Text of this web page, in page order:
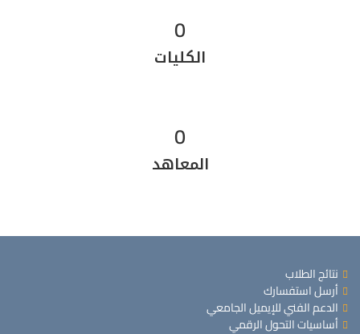
الكليات
0
المعاهد
0
نتائج الطلاب
أرسل استفسارك
الدعم الفني للإيميل الجامعي
أساسيات التحول الرقمي